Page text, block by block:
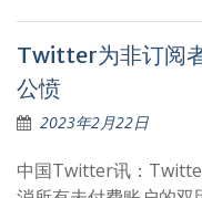
Twitter为非订阅
公愤
2023年2月22日
中国Twitter讯：